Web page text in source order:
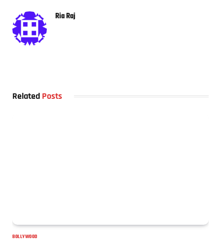
Ria Raj
Related Posts
BOLLYWOOD